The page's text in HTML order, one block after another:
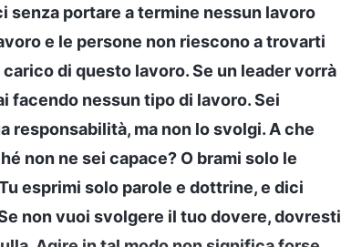
senza portare a termine nessun lavoro
e le persone non riescono a trovarti
di questo lavoro. Se un leader vorrà
facendo nessun tipo di lavoro. Sei
ma non lo svolgi. A che
non ne sei capace? O brami solo le
esprimi solo parole e dottrine, e dici
non vuoi svolgere il tuo dovere, dovresti